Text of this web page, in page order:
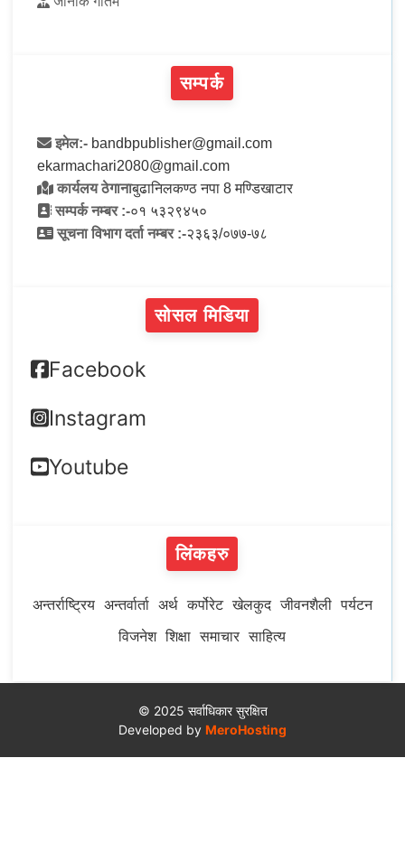
सम्पर्क
इमेल:- bandbpublisher@gmail.com
ekarmachari2080@gmail.com
कार्यलय ठेगानाबुढानिलकण्ठ नपा 8 मण्डिखाटार
सम्पर्क नम्बर :-०१ ५३२९४५०
सूचना विभाग दर्ता नम्बर :-२३६३/०७७-७८
सोसल मिडिया
Facebook
Instagram
Youtube
लिंकहरु
अन्तर्राष्ट्रिय अन्तर्वार्ता अर्थ कर्पोरेट खेलकुद जीवनशैली पर्यटन
विजनेश शिक्षा समाचार साहित्य
© 2025 सर्वाधिकार सुरक्षित
Developed by MeroHosting